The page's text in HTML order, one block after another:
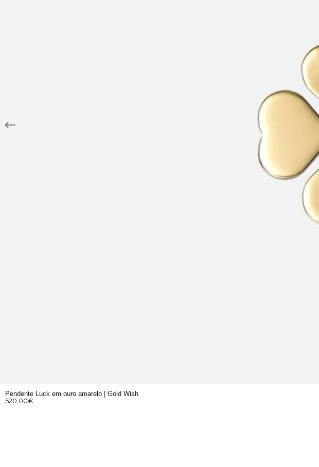
Pendente Luck em ouro amarelo | Gold Wish
520,00€